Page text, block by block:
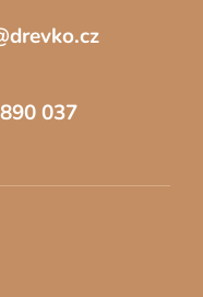
drevko.cz
037